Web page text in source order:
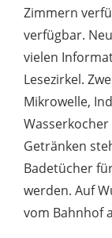
Zimmern
verfügbar.
vielen
Lesezirkel.
Mikrowelle,
Getränken
Badetücher
werden. Auf
vom Bahnhof